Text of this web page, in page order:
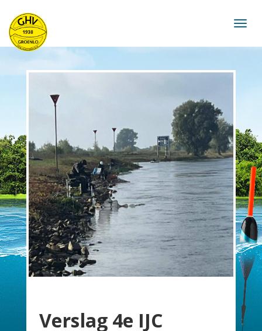
Verslag 4e IJC